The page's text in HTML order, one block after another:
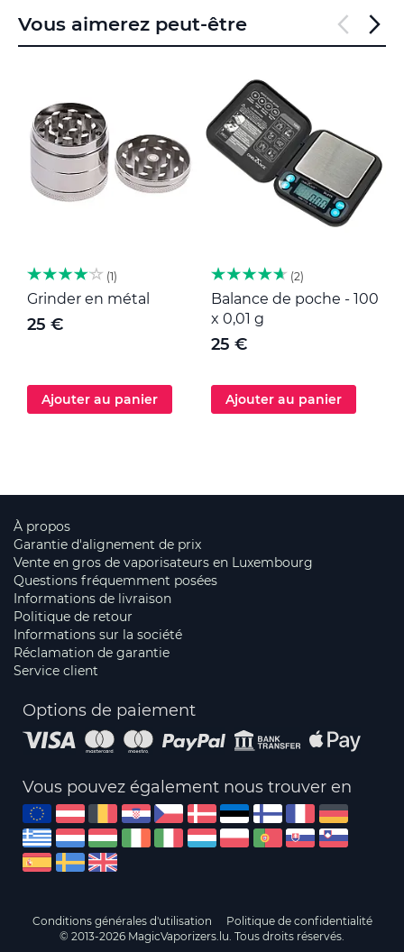
Vous aimerez peut-être
1
Grinder en métal
25 €
Ajouter au panier
2
Balance de poche - 100
x 0,01 g
25 €
Ajouter au panier
À propos
Garantie d'alignement de prix
Vente en gros de vaporisateurs en Luxembourg
Questions fréquemment posées
Informations de livraison
Politique de retour
Informations sur la société
Réclamation de garantie
Service client
Options de paiement
Vous pouvez également nous trouver en
Conditions générales d'utilisation
Politique de confidentialité
© 2013-2026 MagicVaporizers.lu. Tous droits réservés.